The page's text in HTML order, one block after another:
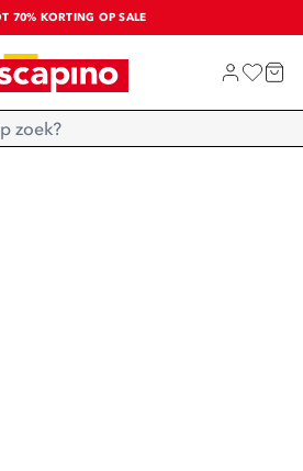
70% KORTING OP SALE
SALE: LAATSTE KANS!
SHOP NIEUW